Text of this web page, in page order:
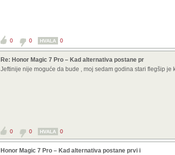
0 0 HVALA 0
Re: Honor Magic 7 Pro – Kad alternativa postane pr
Jeftinije nije moguće da bude , moj sedam godina stari flegšip
0 0 HVALA 0
Honor Magic 7 Pro – Kad alternativa postane prvi i